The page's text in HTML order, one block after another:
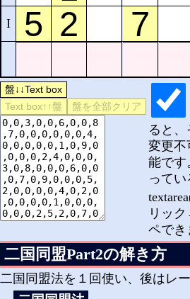
I
ると
変更不
能です
ってい
リッ
ペでき
二国同盟Part2の解き方
二国同盟法を１回使い、後はレ